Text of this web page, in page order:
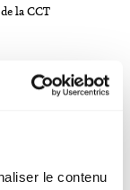
le contenu
la CCT
la